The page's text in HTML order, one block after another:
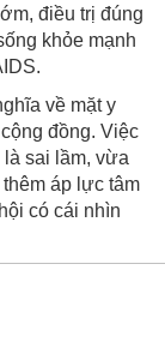
điều trị đúng
khỏe mạnh
về mặt y
đồng. Việc
sai lầm, vừa
áp lực tâm
có cái nhìn